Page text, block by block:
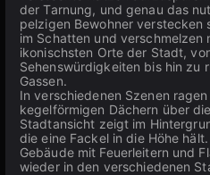
der Tarnung, und genau das
pelzigen Bewohner verstecken
im Schatten und verschmelzen
ikonischsten Orte der Stadt,
Sehenswürdigkeiten bis hin zu
Gassen.
In verschiedenen Szenen
kegelförmigen Dächern über
Stadtansicht zeigt im
die eine Fackel in die Höhe
Gebäude mit Feuerleitern und
wieder in den verschiedenen